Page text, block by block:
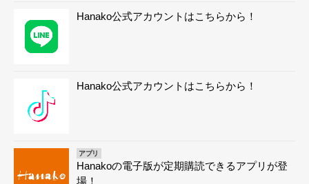
Hanako公式アカウントはこちらから！
Hanako公式アカウントはこちらから！
アプリ
Hanakoの電子版が定期購読できるアプリが登
場！